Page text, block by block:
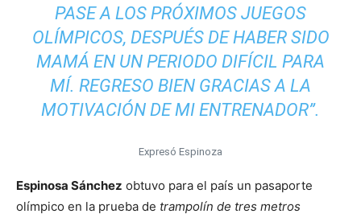
PASE A LOS PRÓXIMOS JUEGOS
OLÍMPICOS, DESPUÉS DE HABER SIDO
MAMÁ EN UN PERIODO DIFÍCIL PARA
MÍ. REGRESO BIEN GRACIAS A LA
MOTIVACIÓN DE MI ENTRENADOR”.
Expresó Espinoza
Espinosa Sánchez obtuvo para el país un pasaporte
olímpico en la prueba de trampolín de tres metros